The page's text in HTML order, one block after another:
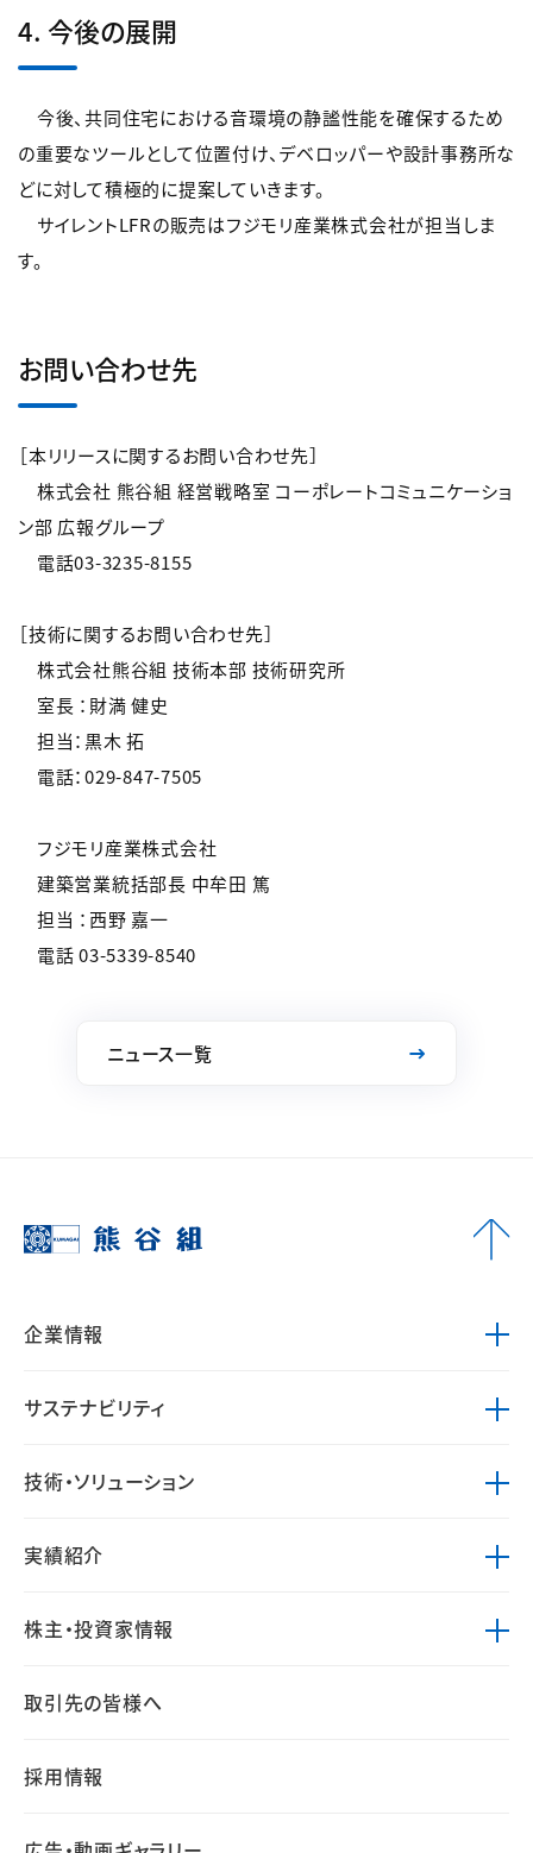
4. 今後の展開
今後、共同住宅における音環境の静謐性能を確保するため
の重要なツールとして位置付け、デベロッパーや設計事務所な
どに対して積極的に提案していきます。
サイレントLFRの販売はフジモリ産業株式会社が担当しま
す。
お問い合わせ先
［本リリースに関するお問い合わせ先］
株式会社 熊谷組 経営戦略室 コーポレートコミュニケーショ
ン部 広報グループ
電話03-3235-8155
［技術に関するお問い合わせ先］
株式会社熊谷組 技術本部 技術研究所
室長 ：財満 健史
担当：黒木 拓
電話：029-847-7505
フジモリ産業株式会社
建築営業統括部長 中牟田 篤
担当 ：西野 嘉一
電話 03-5339-8540
ニュース一覧
企業情報
サステナビリティ
技術・ソリューション
実績紹介
株主・投資家情報
取引先の皆様へ
採用情報